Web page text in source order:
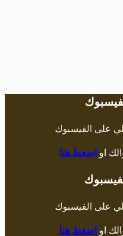
او اضغط هنا
او اضغط هنا